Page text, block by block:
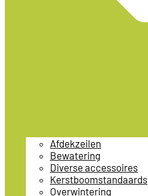
Afdekzeilen
Bewatering
Diverse accessoires
Kerstboomstandaards
Overwintering